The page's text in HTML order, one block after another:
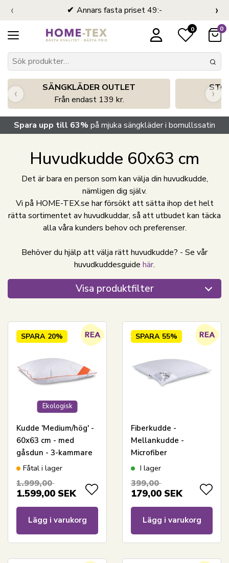
Annars fasta priset 49:-
‹ ›
0 0
SÄNGKLÄDER OUTLET
Från endast 139 kr.
‹ ›
Spara upp till 63% på mjuka sängkläder i bomullssatin
Huvudkudde 60x63 cm
Det är bara en person som kan välja din huvudkudde,
nämligen dig själv.
Vi på HOME-TEX.se har försökt att sätta ihop det helt
rätta sortimentet av huvudkuddar, så att utbudet kan täcka
alla våra kunders behov och preferenser.
Behöver du hjälp att välja rätt huvudkudde? - Se vår
huvudkuddesguide här.
Visa produktfilter
Ekologisk
SPARA 20%
Kudde 'Medium/hög' -
60x63 cm - med
gåsdun - 3-kammare
kudde - Feng Shui
Fåtal i lager
1.999,00
1.599,00 SEK
Lägg i varukorg
SPARA 55%
Fiberkudde -
Mellankudde -
Microfiber
huvudkudde - 60x63
I lager
399,00
179,00 SEK
Lägg i varukorg